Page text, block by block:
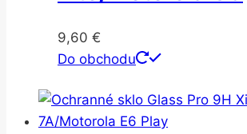
9,60 €
Do obchodu